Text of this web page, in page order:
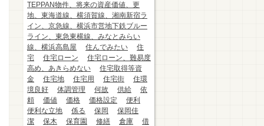
TEPPAN物件、将来の資産価値、更
地、東海道線、横須賀線、湘南新宿ラ
イン、京急線、横浜市営地下鉄ブルー
ライン、東急東横線、みなとみらい
線、横浜高島屋
住んでみたい
住
宅
住宅ローン
住宅ローン、難易度
高め、あきらめない
住宅取得等資
金
住宅地 住宅用 住宅街
住環
境良好
体調管理 何故 供給
依
頼
価値 価格 価格設定
便利
便利な立地
係る 保岡
保岡佳
潔
保木 保育園 修繕 倉庫
借